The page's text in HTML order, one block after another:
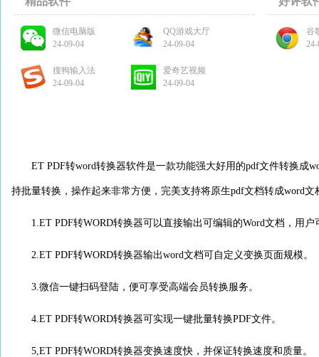
微信电脑版
24-09-04
QQ游戏大厅
24-09-04
搜狗输入法
24-09-04
爱奇艺视频
24-09-04
谷
ET PDF转word转换器软件是一款功能强大好用的pdf文件转换成
持批量转换，操作起来非常方便，完美支持将原生pdf文档转成word文
1.ET PDF转WORD转换器可以直接输出可编辑的Word文档，用户
2.ET PDF转WORD转换器输出word文档可自定义变换页面规模。
3.微信一键扫码登陆，便可享受高端会员转换服务。
4.ET PDF转WORD转换器可实现一键批量转换PDF文件。
5,ET PDF转WORD转换器变换速度快，并保证转换速度和质量。